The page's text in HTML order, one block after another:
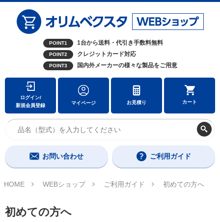
POINT1 1台から送料・代引き手数料無料
POINT2 クレジットカード対応
POINT3 国内外メーカーの様々な製品をご用意
ログイン/
新規会員登録
マイページ お見積り カート
お問い合わせ ご利用ガイド
HOME WEBショップ ご利用ガイド 初めての方へ
初めての方へ